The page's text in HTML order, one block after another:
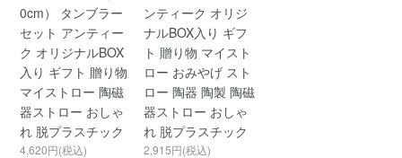
0cm） タンブラー
セット アンティー
ク オリジナルBOX
入り ギフト 贈り物
マイストロー 陶磁
器ストロー おしゃ
れ 脱プラスチック
4,620円(税込)
ンティーク オリジ
ナルBOX入り ギフ
ト 贈り物 マイスト
ロー おみやげ スト
ロー 陶器 陶製 陶磁
器ストロー おしゃ
れ 脱プラスチック
2,915円(税込)